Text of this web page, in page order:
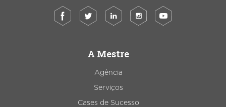
A Mestre
Agência
Serviços
Cases de Sucesso